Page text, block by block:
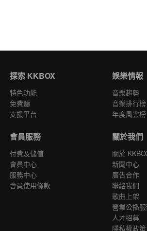
探索 KKBOX
特色功能
免費聽
支援平台
娛樂情報
音樂趨勢
音樂排行榜
年度風雲榜
會員服務
付費及儲值
會員中心
服務中心
會員使用條款
關於我們
關於
新聞中心
廣告合作
聯絡我們
歌曲上架
營業公播
人才招募
隱私權政策